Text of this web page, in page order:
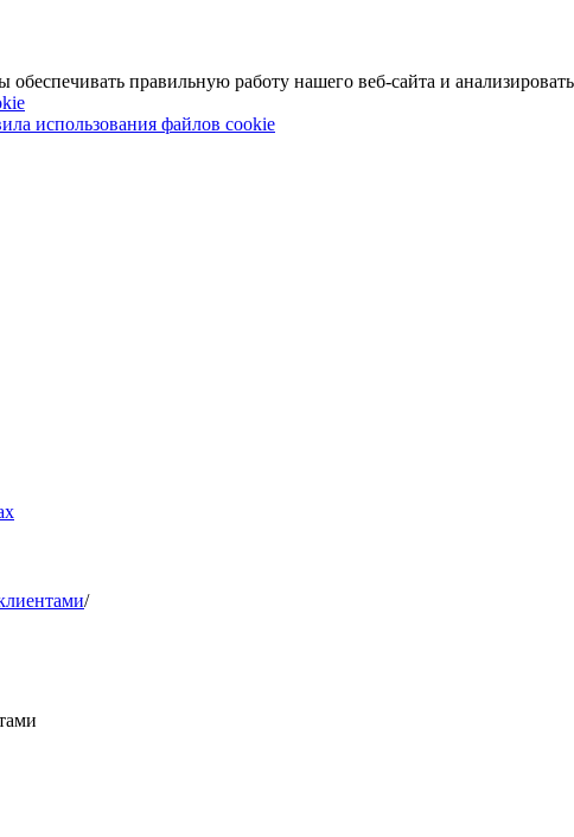
правильную работу нашего веб-сайта и
использования файлов cookie
/